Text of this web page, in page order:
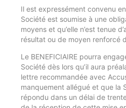
Il est expressément convenu
Société est soumise à une
moyens et qu’elle n’est tenue
résultat ou de moyen renforcé
Le BENEFICIAIRE pourra
Société dès lors qu’il aura
lettre recommandée avec
manquement allégué et que la
répondu dans un délai de